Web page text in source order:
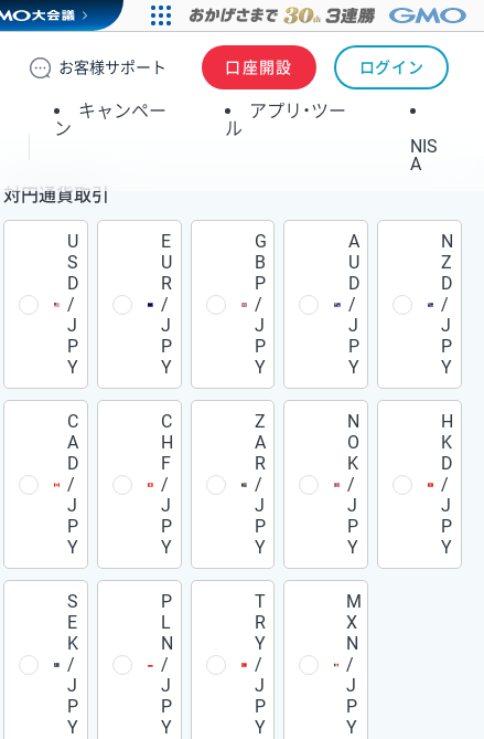
お客様サポート 口座開設 ログイン
キャンペー
ン
アプリ・ツー
ル
NIS
A
対円通貨取引
U
S
D
/
J
P
Y
E
U
R
/
J
P
Y
G
B
P
/
J
P
Y
A
U
D
/
J
P
Y
N
Z
D
/
J
P
Y
C
A
D
/
J
P
Y
C
H
F
/
J
P
Y
Z
A
R
/
J
P
Y
N
O
K
/
J
P
Y
H
K
D
/
J
P
Y
S
E
K
/
J
P
Y
P
L
N
/
J
P
Y
T
R
Y
/
J
P
Y
M
X
N
/
J
P
Y